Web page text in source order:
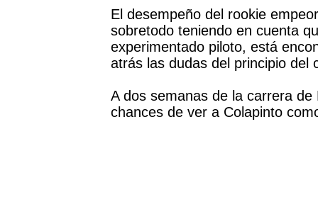
El desempeño del rookie
sobretodo teniendo en cuenta
experimentado piloto, está
atrás las dudas del principio del
A dos semanas de la carrera
chances de ver a Colapinto